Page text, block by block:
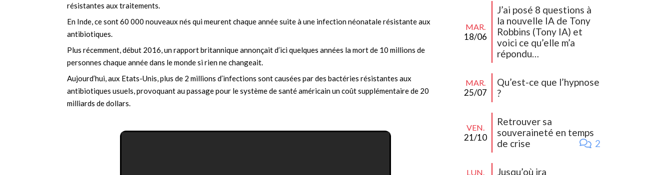
résistantes aux traitements.
En Inde, ce sont 60 000 nouveaux nés qui meurent chaque année suite à une infection néonatale résistante aux
antibiotiques.
Plus récemment, début 2016, un rapport britannique annonçait d’ici quelques années la mort de 10 millions de
personnes chaque année dans le monde si rien ne changeait.
Aujourd’hui, aux Etats-Unis, plus de 2 millions d’infections sont causées par des bactéries résistantes aux
antibiotiques usuels, provoquant au passage pour le système de santé américain un coût supplémentaire de 20
milliards de dollars.
MAR.
18/06
J’ai posé 8 questions à
la nouvelle IA de Tony
Robbins (Tony IA) et
voici ce qu’elle m’a
répondu…
MAR.
25/07
Qu’est-ce que l’hypnose
?
VEN.
21/10
Retrouver sa
souveraineté en temps
de crise
2
LUN.
Jusqu’où ira